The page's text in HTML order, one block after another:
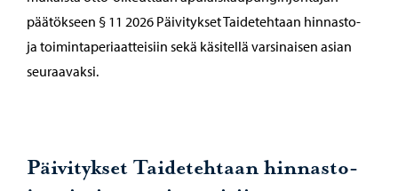
päätökseen § 11 2026 Päivitykset Taidetehtaan hinnasto-
ja toimintaperiaatteisiin sekä käsitellä varsinaisen asian
seuraavaksi.
Päivitykset Taidetehtaan hinnasto-